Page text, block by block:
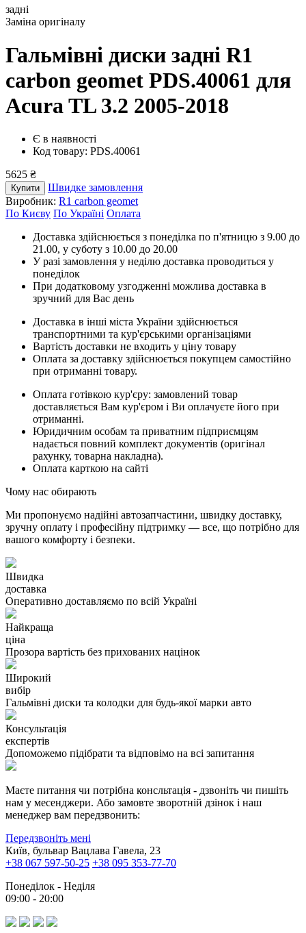
задні
Заміна оригіналу
Гальмівні диски задні R1
carbon geomet PDS.40061 для
Acura TL 3.2 2005-2018
Є в наявності
Код товару: PDS.40061
5625 ₴
Купити
Швидке замовлення
Виробник: R1 carbon geomet
По Києву По Україні Оплата
Доставка здійснюється з понеділка по п'ятницю з 9.00 до
21.00, у суботу з 10.00 до 20.00
У разі замовлення у неділю доставка проводиться у
понеділок
При додатковому узгодженні можлива доставка в
зручний для Вас день
Доставка в інші міста України здійснюється
транспортними та кур'єрськими організаціями
Вартість доставки не входить у ціну товару
Оплата за доставку здійснюється покупцем самостійно
при отриманні товару.
Оплата готівкою кур'єру: замовлений товар
доставляється Вам кур'єром і Ви оплачуєте його при
отриманні.
Юридичним особам та приватним підприємцям
надається повний комплект документів (оригінал
рахунку, товарна накладна).
Оплата карткою на сайті
Чому нас обирають
Ми пропонуємо надійні автозапчастини, швидку доставку,
зручну оплату і професійну підтримку — все, що потрібно для
вашого комфорту і безпеки.
Швидка
доставка
Оперативно доставляємо по всій Україні
Найкраща
ціна
Прозора вартість без прихованих націнок
Широкий
вибір
Гальмівні диски та колодки для будь-якої марки авто
Консультація
експертів
Допоможемо підібрати та відповімо на всі запитання
Маєте питання чи потрібна консльтація - дзвоніть чи пишіть
нам у месенджери. Або замовте зворотній дзінок і наш
менеджер вам передзвонить:
Передзвоніть мені
Київ, бульвар Вацлава Гавела, 23
+38 067 597-50-25 +38 095 353-77-70
Понеділок - Неділя
09:00 - 20:00